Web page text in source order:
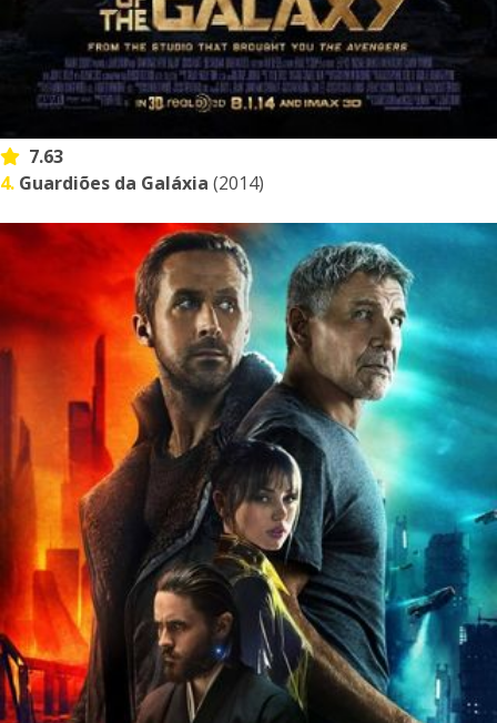
7.63
4. Guardiões da Galáxia (2014)